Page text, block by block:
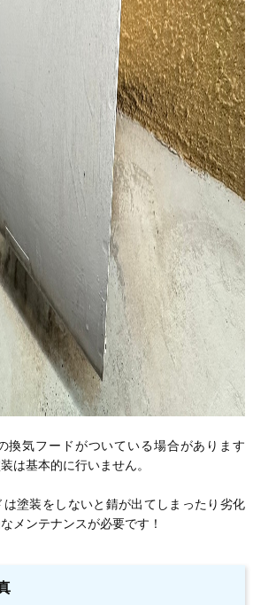
換気フードがついている場合があります
は基本的に行いません。
塗装をしないと錆が出てしまったり劣化
メンテナンスが必要です！